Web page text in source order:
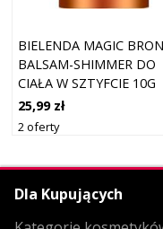
BIELENDA MAGIC
BALSAM-SHIMMER DO
CIAŁA W SZTYFCIE 10G
25,99 zł
2 oferty
Dla Kupujących